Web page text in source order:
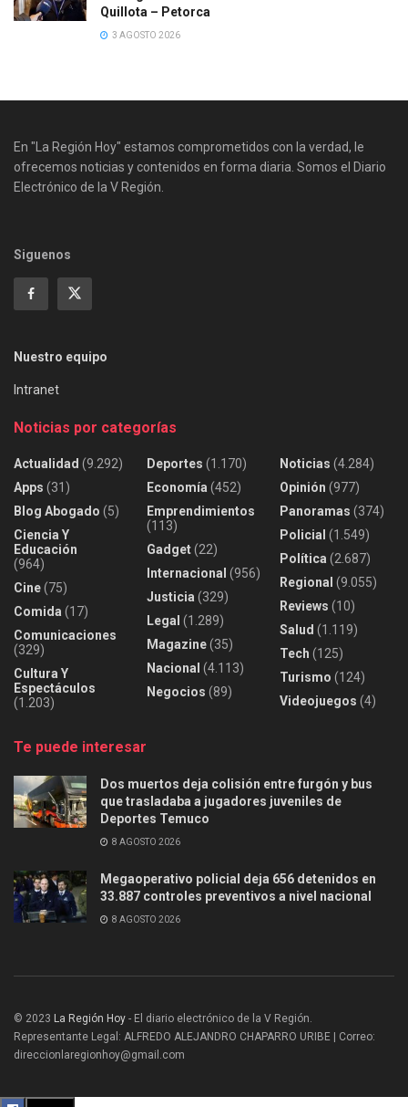
Quillota – Petorca
3 AGOSTO 2026
En "La Región Hoy" estamos comprometidos con la verdad, le
ofrecemos noticias y contenidos en forma diaria. Somos el Diario
Electrónico de la V Región.
Siguenos
Nuestro equipo
Intranet
Noticias por categorías
Actualidad (9.292)
Apps (31)
Blog Abogado (5)
Ciencia Y
Educación
(964)
Cine(75)
Comida (17)
Comunicaciones
(329)
Cultura Y
Espectáculos
(1.203)
Deportes (1.170)
Economía (452)
Emprendimientos
(113)
Gadget(22)
Internacional (956)
Justicia (329)
Legal (1.289)
Magazine(35)
Nacional (4.113)
Negocios (89)
Noticias (4.284)
Opinión (977)
Panoramas (374)
Policial (1.549)
Política (2.687)
Regional (9.055)
Reviews (10)
Salud (1.119)
Tech (125)
Turismo (124)
Videojuegos (4)
Te puede interesar
Dos muertos deja colisión entre furgón y bus
que trasladaba a jugadores juveniles de
Deportes Temuco
8 AGOSTO 2026
Megaoperativo policial deja 656 detenidos en
33.887 controles preventivos a nivel nacional
8 AGOSTO 2026
© 2023 La Región Hoy - El diario electrónico de la V Región.
Representante Legal: ALFREDO ALEJANDRO CHAPARRO URIBE | Correo:
direccionlaregionhoy@gmail.com